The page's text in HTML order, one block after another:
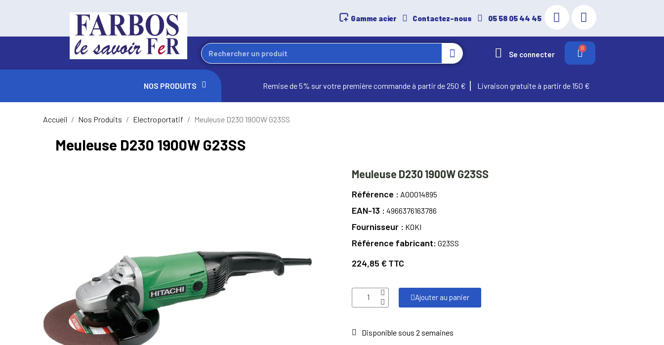
Gamme acier Contactez-nous 05 58 05 44 45
Se connecter
NOS PRODUITS Remise de 5% sur votre première commande à partir de 250 € Livraison gratuite à partir de 150 €
Accueil Nos Produits Electroportatif Meuleuse D230 1900W G23SS
Meuleuse D230 1900W G23SS
Meuleuse D230 1900W G23SS
Référence A00014895
EAN-13 4966376163786
Fournisseur KOKI
Référence fabricant G23SS
224,85 € TTC
Ajouter au panier
Disponible sous 2 semaines